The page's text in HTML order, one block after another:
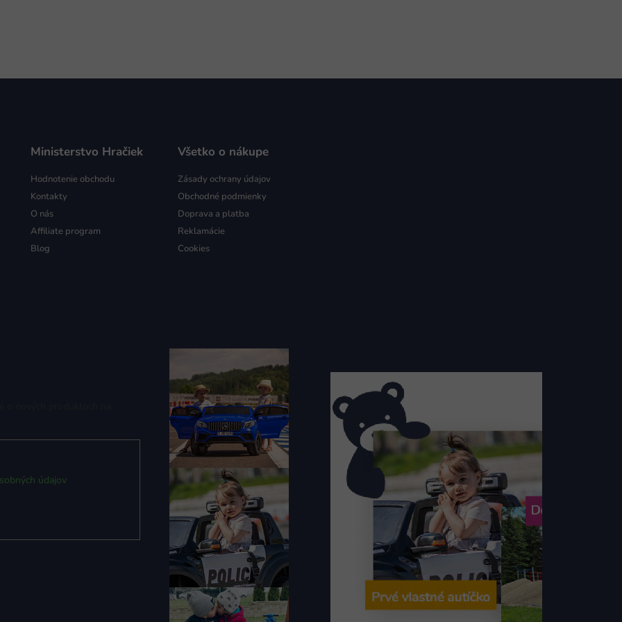
Ministerstvo Hračiek
Hodnotenie obchodu
Kontakty
O nás
Affiliate program
Blog
Všetko o nákupe
Zásady ochrany údajov
Obchodné podmienky
Doprava a platba
Reklamácie
Cookies
údajov